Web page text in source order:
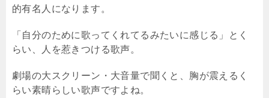
的有名人になります。
「自分のために歌ってくれてるみたいに感じる」とく
らい、人を惹きつける歌声。
劇場の大スクリーン・大音量で聞くと、胸が震えるく
らい素晴らしい歌声ですよね。